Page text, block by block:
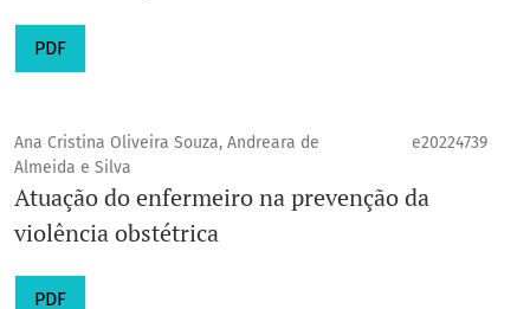
PDF
Ana Cristina Oliveira Souza, Andreara de
Almeida e Silva
e20224739
Atuação do enfermeiro na prevenção da
violência obstétrica
PDF